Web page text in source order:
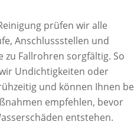
prüfen wir alle
Anschlussstellen und
zu Fallrohren sorgfältig. So
Undichtigkeiten oder
und können Ihnen
empfehlen, bevor
entstehen.